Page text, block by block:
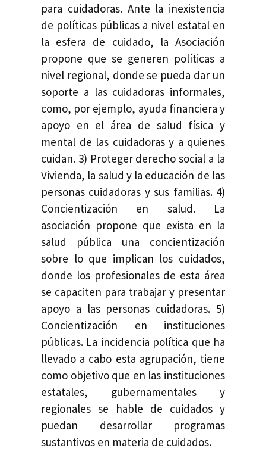
para cuidadoras. Ante la inexistencia
de políticas públicas a nivel estatal en
la esfera de cuidado, la Asociación
propone que se generen políticas a
nivel regional, donde se pueda dar un
soporte a las cuidadoras informales,
como, por ejemplo, ayuda financiera y
apoyo en el área de salud física y
mental de las cuidadoras y a quienes
cuidan. 3) Proteger derecho social a la
Vivienda, la salud y la educación de las
personas cuidadoras y sus familias. 4)
Concientización en salud. La
asociación propone que exista en la
salud pública una concientización
sobre lo que implican los cuidados,
donde los profesionales de esta área
se capaciten para trabajar y presentar
apoyo a las personas cuidadoras. 5)
Concientización en instituciones
públicas. La incidencia política que ha
llevado a cabo esta agrupación, tiene
como objetivo que en las instituciones
estatales, gubernamentales y
regionales se hable de cuidados y
puedan desarrollar programas
sustantivos en materia de cuidados.